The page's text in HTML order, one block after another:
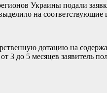
Украины подали
на соответствующие
дотацию на
3 до 5 месяцев заявитель